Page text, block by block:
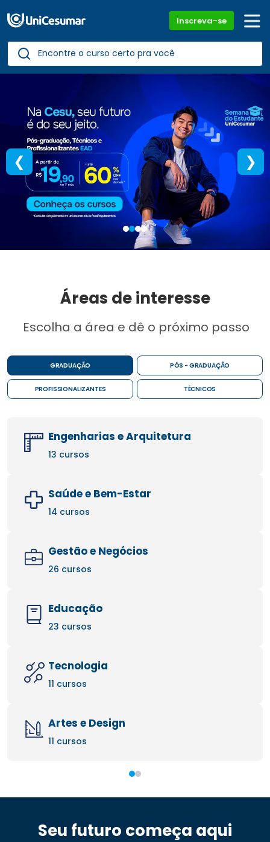
Inscreva-se
❮ ❯
Áreas de interesse
Escolha a área e dê o próximo passo
GRADUAÇÃO PÓS - GRADUAÇÃO
PROFISSIONALIZANTES TÉCNICOS
Engenharias e Arquitetura
13 cursos
Saúde e Bem-Estar
14 cursos
Gestão e Negócios
26 cursos
Educação
23 cursos
Tecnologia
11 cursos
Artes e Design
11 cursos
Seu futuro começa aqui